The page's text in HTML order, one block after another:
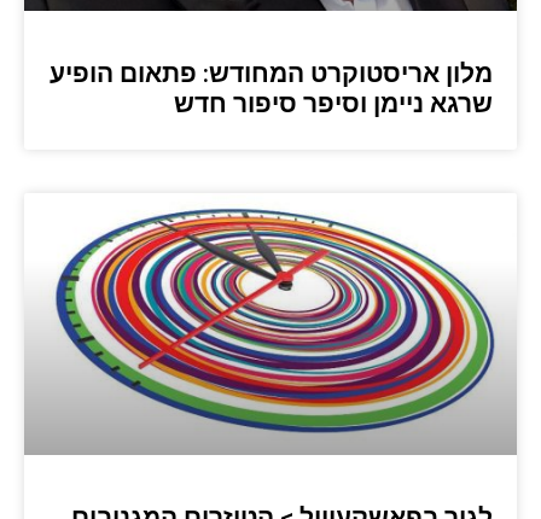
מלון אריסטוקרט המחודש: פתאום הופיע
שרגא ניימן וסיפר סיפור חדש